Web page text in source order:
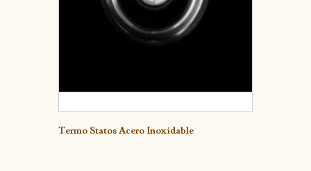
Detalle
Termo Statos Acero Inoxidable